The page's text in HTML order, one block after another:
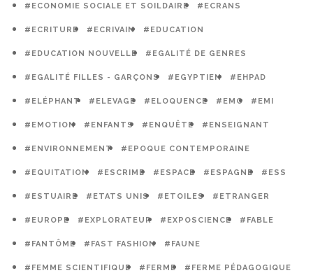
#ECONOMIE SOCIALE ET SOILDAIRE #ECRANS
#ECRITURE #ECRIVAIN #EDUCATION
#EDUCATION NOUVELLE #EGALITÉ DE GENRES
#EGALITÉ FILLES - GARÇONS #EGYPTIEN #EHPAD
#ELÉPHANT #ELEVAGE #ELOQUENCE #EMC #EMI
#EMOTION #ENFANTS #ENQUÊTE #ENSEIGNANT
#ENVIRONNEMENT #EPOQUE CONTEMPORAINE
#EQUITATION #ESCRIME #ESPACE #ESPAGNE #ESS
#ESTUAIRE #ETATS UNIS #ETOILES #ETRANGER
#EUROPE #EXPLORATEUR #EXPOSCIENCE #FABLE
#FANTÔME #FAST FASHION #FAUNE
#FEMME SCIENTIFIQUE #FERME #FERME PÉDAGOGIQUE